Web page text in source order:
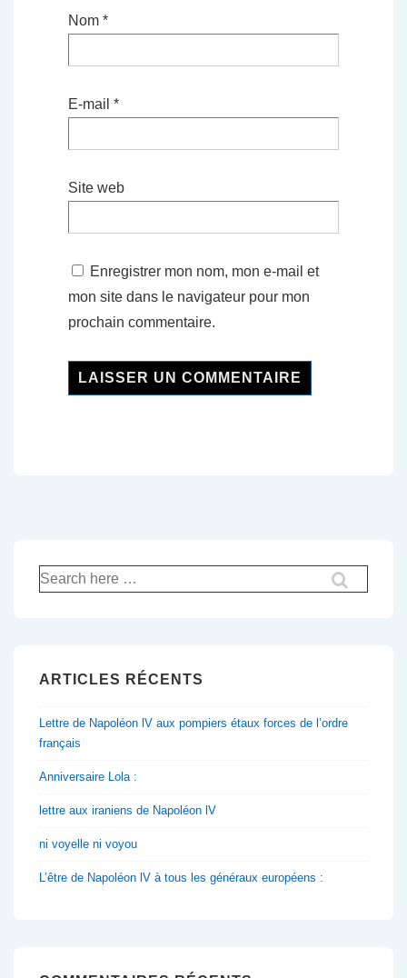
Nom *
E-mail *
Site web
Enregistrer mon nom, mon e-mail et
mon site dans le navigateur pour mon
prochain commentaire.
Recherche
pour:
ARTICLES RÉCENTS
Lettre de Napoléon lV aux pompiers étaux forces de l’ordre
français
Anniversaire Lola :
lettre aux iraniens de Napoléon lV
ni voyelle ni voyou
L’être de Napoléon lV à tous les généraux européens :